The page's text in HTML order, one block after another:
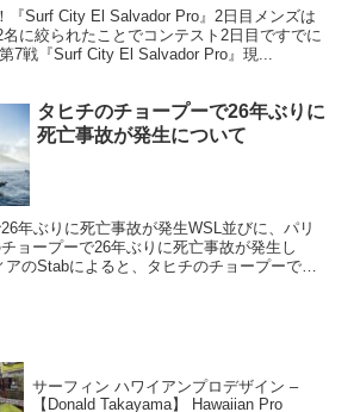
『Surf City El Salvador Pro』2日目メンズは
に絞られたことでコンテスト2日目ですでに
7戦『Surf City El Salvador Pro』現...
タヒチのチョープーで26年ぶりに
死亡事故が発生について
年ぶりに死亡事故が発生WSL並びに、パリ
ョープーで26年ぶりに死亡事故が発生し
のStabによると、タヒチのチョープーでサ
サーフィン ハワイアンプロデザイン –
【Donald Takayama】 Hawaiian Pro